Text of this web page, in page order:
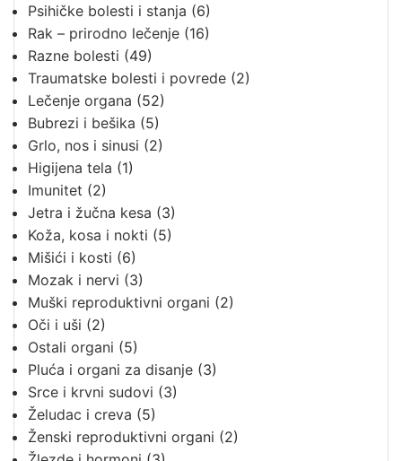
Psihičke bolesti i stanja (6)
Rak – prirodno lečenje (16)
Razne bolesti (49)
Traumatske bolesti i povrede (2)
Lečenje organa (52)
Bubrezi i bešika (5)
Grlo, nos i sinusi (2)
Higijena tela (1)
Imunitet (2)
Jetra i žučna kesa (3)
Koža, kosa i nokti (5)
Mišići i kosti (6)
Mozak i nervi (3)
Muški reproduktivni organi (2)
Oči i uši (2)
Ostali organi (5)
Pluća i organi za disanje (3)
Srce i krvni sudovi (3)
Želudac i creva (5)
Ženski reproduktivni organi (2)